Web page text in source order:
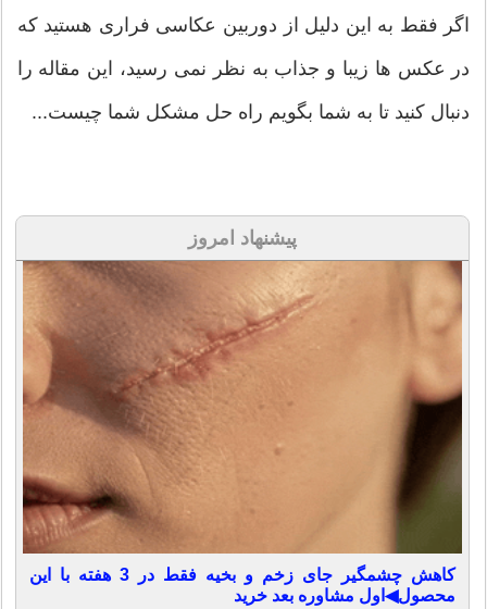
اگر فقط به این دلیل از دوربین عکاسی فراری هستید که
در عکس ها زیبا و جذاب به نظر نمی رسید، این مقاله را
دنبال کنید تا به شما بگویم راه حل مشکل شما چیست...
پیشنهاد امروز
کاهش چشمگیر جای زخم و بخیه فقط در 3 هفته با این
محصول◀اول مشاوره بعد خرید